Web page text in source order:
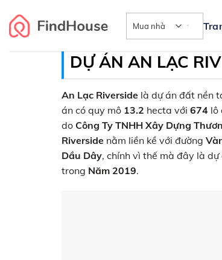
content
DỰ ÁN AN LẠC
An Lạc Riverside là dự án đất nền
án có quy mô 13.2 hecta với 674 lô
do Công Ty TNHH Xây Dựng
Riverside nằm liền kề với đường
Dầu Dây, chính vì thế mà đây là
trong Năm 2019.